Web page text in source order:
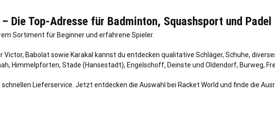
Die Top-Adresse für Badminton, Squashsport und Padel
Sortiment für Beginner und erfahrene Spieler.
Babolat sowie Karakal kannst du entdecken qualitative Schläger, Schuhe,
, Himmelpforten, Stade (Hansestadt), Engelschoff, Deinste und Oldendorf, Burweg,
Lieferservice. Jetzt entdecken die Auswahl bei Racket World und finde die